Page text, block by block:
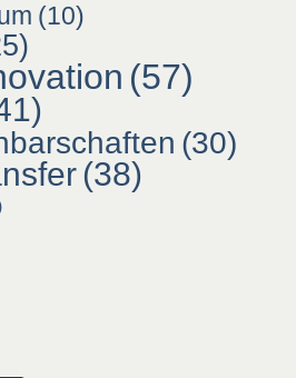
(10)
(57)
(30)
(38)